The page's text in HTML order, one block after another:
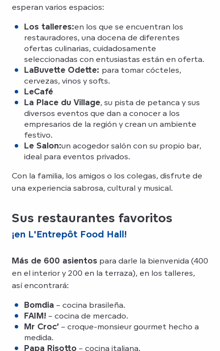
esperan varios espacios:
Los talleres:en los que se encuentran los
restauradores, una docena de diferentes
ofertas culinarias, cuidadosamente
seleccionadas con entusiastas están en oferta.
LaBuvette Odette: para tomar cócteles,
cervezas, vinos y softs.
LeCafé
La Place du Village, su pista de petanca y sus
diversos eventos que dan a conocer a los
empresarios de la región y crean un ambiente
festivo.
Le Salon:un acogedor salón con su propio bar,
ideal para eventos privados.
Con la familia, los amigos o los colegas, disfrute de
una experiencia sabrosa, cultural y musical.
Sus restaurantes favoritos
¡en L'Entrepôt Food Hall!
Más de 600 asientos para darle la bienvenida (400
en el interior y 200 en la terraza), en los talleres,
así encontrará:
Bomdia – cocina brasileña.
FAIM! – cocina de mercado.
Mr Croc’– croque-monsieur gourmet hecho a
medida.
Papa Risotto– cocina italiana.